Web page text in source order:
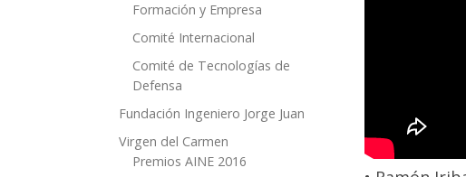
Formación y Empresa
Comité Internacional
Comité de Tecnologías de
Defensa
Fundación Ingeniero Jorge Juan
Virgen del Carmen
Premios AINE 2016